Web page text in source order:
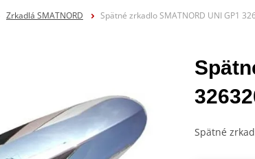
Zrkadlá SMATNORD Spätné zrkadlo SMATNORD UNI GP1
Spätné